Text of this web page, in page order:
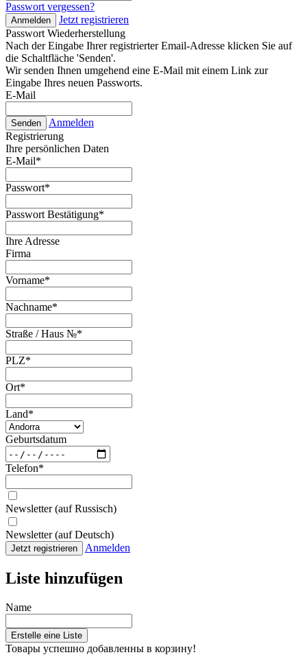
Passwort vergessen?
Anmelden
Jetzt registrieren
Passwort Wiederherstellung
Nach der Eingabe Ihrer registrierter Email-Adresse klicken Sie auf
die Schaltfläche 'Senden'.
Wir senden Ihnen umgehend eine E-Mail mit einem Link zur
Eingabe Ihres neuen Passworts.
E-Mail
Senden
Anmelden
Registrierung
Ihre persönlichen Daten
E-Mail*
Passwort*
Passwort Bestätigung*
Ihre Adresse
Firma
Vorname*
Nachname*
Straße / Haus №*
PLZ*
Ort*
Land*
Geburtsdatum
Telefon*
Newsletter (auf Russisch)
Newsletter (auf Deutsch)
Jetzt registrieren Anmelden
Liste hinzufügen
Name
Erstelle eine Liste
Товары успешно добавленны в корзину!